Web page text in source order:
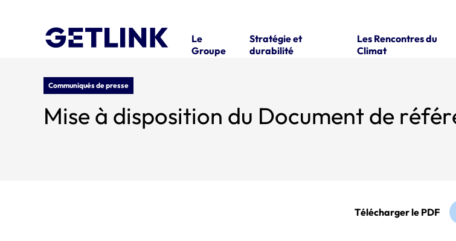
Le
Groupe
Stratégie et
durabilité
Les Rencontres du
Climat
Communiqués de presse
Mise à disposition du Document de
Télécharger le PDF